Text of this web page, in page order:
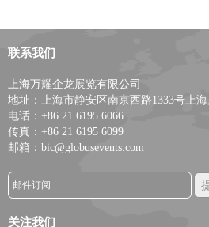
联系我们
上海万耀企龙展览有限公司
地址：上海市静安区南京西路1333号上
电话：+86 21 6195 6066
传真：+86 21 6195 6099
邮箱：bic@globusevents.com
关注我们